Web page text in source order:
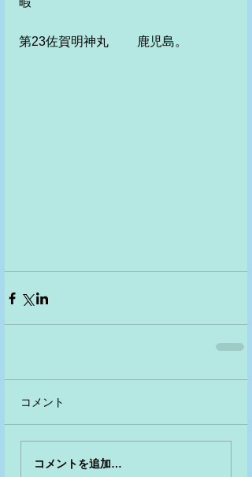
第23佐賀明神丸　　 鹿児島。
コメント
コメントを追加…